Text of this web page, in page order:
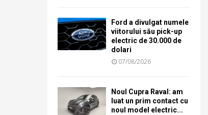
Ford a divulgat numele
viitorului său pick-up
electric de 30.000 de
dolari
07/08/2026
Noul Cupra Raval: am
luat un prim contact cu
noul model electric...